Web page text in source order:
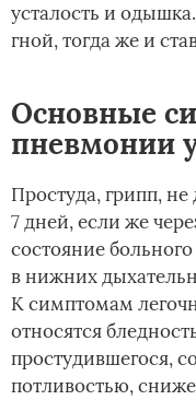
усталость и
гной, тогда же и
Основные
пневмонии
Простуда, грипп,
7 дней, если же
состояние
в нижних
К симптомам
относятся
простудившегося,
потливостью,